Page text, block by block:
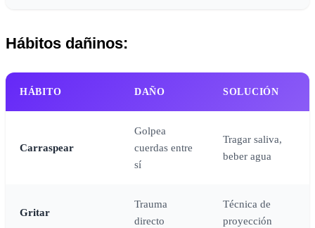
Hábitos dañinos:
HÁBITO DAÑO SOLUCIÓN
Carraspear
Golpea
cuerdas entre
sí
Tragar saliva,
beber agua
Gritar
Trauma
directo
Técnica de
proyección